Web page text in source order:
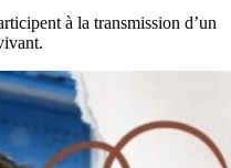
à la transmission d’un